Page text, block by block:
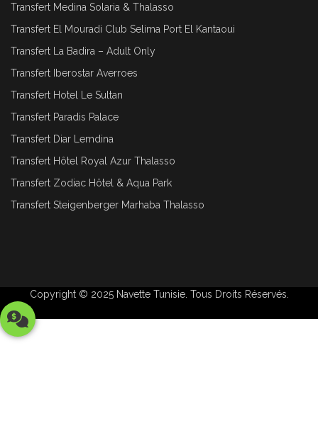
Transfert Medina Solaria & Thalasso
Transfert El Mouradi Club Selima Port El Kantaoui
Transfert La Badira – Adult Only
Transfert Iberostar Averroes
Transfert Hotel Le Sultan
Transfert Paradis Palace
Transfert Diar Lemdina
Transfert Hôtel Royal Azur Thalasso
Transfert Zodiac Hôtel & Aqua Park
Transfert Steigenberger Marhaba Thalasso
Copyright © 2025 Navette Tunisie. Tous Droits Réservés.